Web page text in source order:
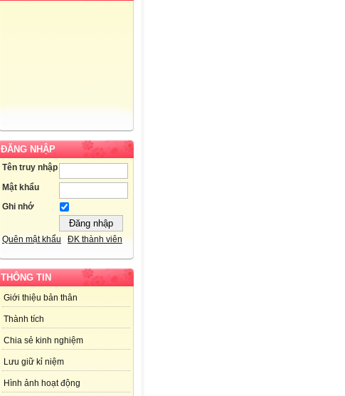
ĐĂNG NHẬP
Tên truy nhập
Mật khẩu
Ghi nhớ
Quên mật khẩu ĐK thành viên
THÔNG TIN
Giới thiệu bản thân
Thành tích
Chia sẻ kinh nghiệm
Lưu giữ kỉ niệm
Hình ảnh hoạt động